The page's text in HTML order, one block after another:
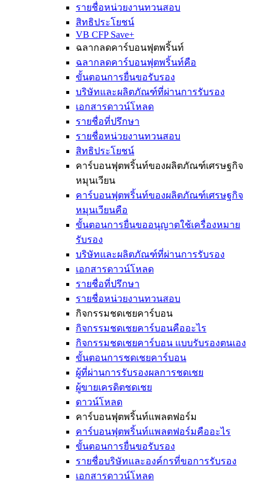
รายชื่อหน่วยงานทวนสอบ
สิทธิประโยชน์
VB CFP Save+
ฉลากลดคาร์บอนฟุตพริ้นท์
ฉลากลดคาร์บอนฟุตพริ้นท์คือ
ขั้นตอนการยื่นขอรับรอง
บริษัทและผลิตภัณฑ์ที่ผ่านการรับรอง
เอกสารดาวน์โหลด
รายชื่อที่ปรึกษา
รายชื่อหน่วยงานทวนสอบ
สิทธิประโยชน์
คาร์บอนฟุตพริ้นท์ของผลิตภัณฑ์เศรษฐกิจ
หมุนเวียน
คาร์บอนฟุตพริ้นท์ของผลิตภัณฑ์เศรษฐกิจ
หมุนเวียนคือ
ขั้นตอนการยื่นขออนุญาตใช้เครื่องหมาย
รับรอง
บริษัทและผลิตภัณฑ์ที่ผ่านการรับรอง
เอกสารดาวน์โหลด
รายชื่อที่ปรึกษา
รายชื่อหน่วยงานทวนสอบ
กิจกรรมชดเชยคาร์บอน
กิจกรรมชดเชยคาร์บอนคืออะไร
กิจกรรมชดเชยคาร์บอน แบบรับรองตนเอง
ขั้นตอนการชดเชยคาร์บอน
ผู้ที่ผ่านการรับรองผลการชดเชย
ผู้ขายเครดิตชดเชย
ดาวน์โหลด
คาร์บอนฟุตพริ้นท์แพลตฟอร์ม
คาร์บอนฟุตพริ้นท์แพลตฟอร์มคืออะไร
ขั้นตอนการยื่นขอรับรอง
รายชื่อบริษัทและองค์กรที่ขอการรับรอง
เอกสารดาวน์โหลด